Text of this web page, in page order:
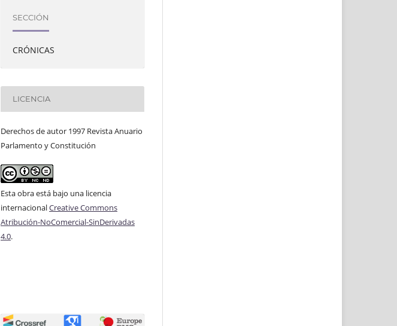
SECCIÓN
CRÓNICAS
LICENCIA
Derechos de autor 1997 Revista Anuario
Parlamento y Constitución
Esta obra está bajo una licencia
internacionalCreative Commons
Atribución-NoComercial-SinDerivadas
4.0.